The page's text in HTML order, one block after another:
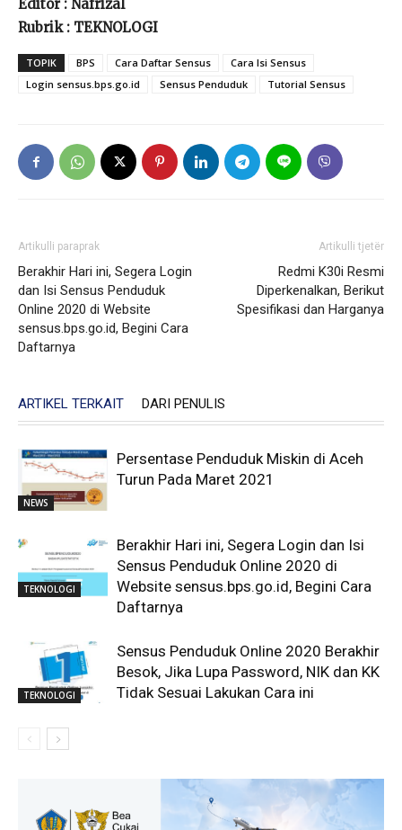
Editor : Nafrizal
Rubrik : TEKNOLOGI
TOPIK BPS Cara Daftar Sensus
Cara Isi Sensus
Login sensus.bps.go.id
Sensus Penduduk Tutorial Sensus
Artikulli paraprak
Berakhir Hari ini, Segera Login
dan Isi Sensus Penduduk
Online 2020 di Website
sensus.bps.go.id, Begini Cara
Daftarnya
Artikulli tjetër
Redmi K30i Resmi
Diperkenalkan, Berikut
Spesifikasi dan Harganya
ARTIKEL TERKAIT DARI PENULIS
NEWS
Persentase Penduduk Miskin di Aceh
Turun Pada Maret 2021
TEKNOLOGI
Berakhir Hari ini, Segera Login dan Isi
Sensus Penduduk Online 2020 di
Website sensus.bps.go.id, Begini Cara
Daftarnya
TEKNOLOGI
Sensus Penduduk Online 2020 Berakhir
Besok, Jika Lupa Password, NIK dan KK
Tidak Sesuai Lakukan Cara ini